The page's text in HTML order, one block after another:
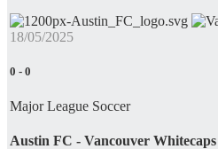
18/05/2025
0 - 0
Major League Soccer
Austin FC - Vancouver Whitecaps